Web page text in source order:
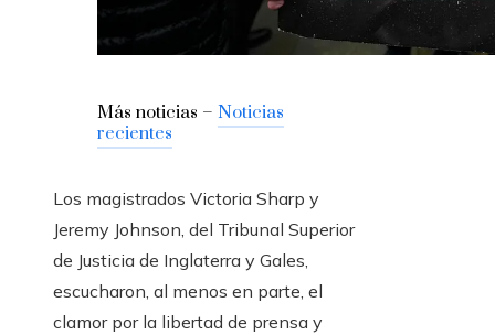
Más noticias – Noticias
recientes
Los magistrados Victoria Sharp y
Jeremy Johnson, del Tribunal Superior
de Justicia de Inglaterra y Gales,
escucharon, al menos en parte, el
clamor por la libertad de prensa y